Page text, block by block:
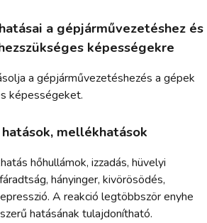
a gépjárművezetéshez és
képességekre
a gépjárművezetéshezés a gépek
képességeket.
mellékhatások
hőhullámok, izzadás, hüvelyi
hányinger, kivörösödés,
A reakció legtöbbször enyhe
hatásának tulajdonítható.